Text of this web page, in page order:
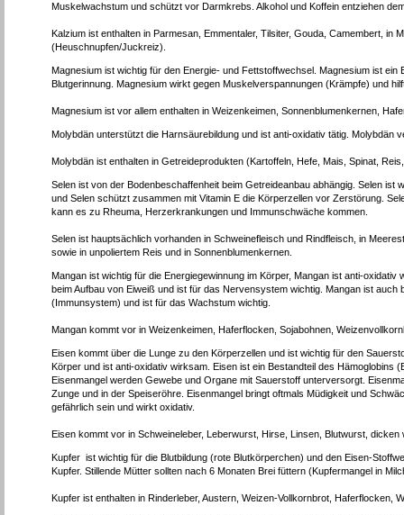
Muskelwachstum und schützt vor Darmkrebs. Alkohol und Koffein entziehen
Kalzium ist enthalten in Parmesan, Emmentaler, Tilsiter, Gouda, Camembert, in
(Heuschnupfen/Juckreiz).
Magnesium ist wichtig für den Energie- und Fettstoffwechsel. Magnesium ist
Blutgerinnung. Magnesium wirkt gegen Muskelverspannungen (Krämpfe) und
Magnesium ist vor allem enthalten in Weizenkeimen, Sonnenblumenkernen,
Molybdän unterstützt die Harnsäurebildung und ist anti-oxidativ tätig.
Molybdän ist enthalten in Getreideprodukten (Kartoffeln, Hefe, Mais, Spinat,
Selen ist von der Bodenbeschaffenheit beim Getreideanbau abhängig. Selen
und Selen schützt zusammen mit Vitamin E die Körperzellen vor Zerstörung.
kann es zu Rheuma, Herzerkrankungen und Immunschwäche kommen.
Selen ist hauptsächlich vorhanden in Schweinefleisch und Rindfleisch, in
sowie in unpoliertem Reis und in Sonnenblumenkernen.
Mangan ist wichtig für die Energiegewinnung im Körper, Mangan ist anti-
beim Aufbau von Eiweiß und ist für das Nervensystem wichtig. Mangan ist
(Immunsystem) und ist für das Wachstum wichtig.
Mangan kommt vor in Weizenkeimen, Haferflocken, Sojabohnen,
Eisen kommt über die Lunge zu den Körperzellen und ist wichtig für den
Körper und ist anti-oxidativ wirksam. Eisen ist ein Bestandteil des
Eisenmangel werden Gewebe und Organe mit Sauerstoff unterversorgt.
Zunge und in der Speiseröhre. Eisenmangel bringt oftmals Müdigkeit und
gefährlich sein und wirkt oxidativ.
Eisen kommt vor in Schweineleber, Leberwurst, Hirse, Linsen, Blutwurst,
Kupfer ist wichtig für die Blutbildung (rote Blutkörperchen) und den Eisen-
Kupfer. Stillende Mütter sollten nach 6 Monaten Brei füttern (Kupfermangel in
Kupfer ist enthalten in Rinderleber, Austern, Weizen-Vollkornbrot,